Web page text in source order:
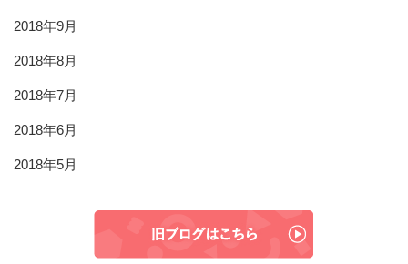
2018年9月
2018年8月
2018年7月
2018年6月
2018年5月